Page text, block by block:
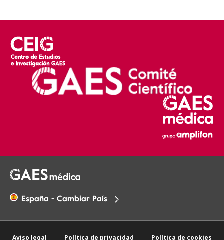
España - Cambiar País
Aviso legal Política de privacidad Política de cookies